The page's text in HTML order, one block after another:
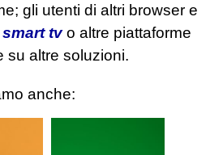
gli utenti di altri browser e
smart tvo altre piattaforme
su altre soluzioni.
anche: